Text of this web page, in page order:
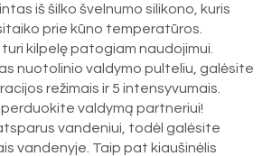
iš šilko švelnumo silikono, kuris
prie kūno temperatūros.
kilpelę patogiam naudojimui.
nuotolinio valdymo pulteliu, galėsite
režimais ir 5 intensyvumais.
perduokite valdymą partneriui!
vandeniui, todėl galėsite
vandenyje. Taip pat kiaušinėlis